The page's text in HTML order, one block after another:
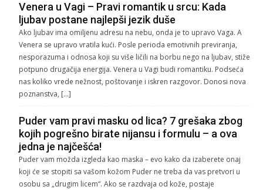
Venera u Vagi – Pravi romantik u srcu: Kada
ljubav postane najlepši jezik duše
Ako ljubav ima omiljenu adresu na nebu, onda je to upravo Vaga. A
Venera se upravo vratila kući. Posle perioda emotivnih previranja,
nesporazuma i odnosa koji su više ličili na borbu nego na ljubav, stiže
potpuno drugačija energija. Venera u Vagi budi romantiku. Podseća
nas koliko vrede nežnost, poštovanje i iskren razgovor. Donosi nova
poznanstva, […]
Puder vam pravi masku od lica? 7 grešaka zbog
kojih pogrešno birate nijansu i formulu – a ova
jedna je najčešća!
Puder vam možda izgleda kao maska – evo kako da izaberete onaj
koji će se stopiti sa vašom kožom Puder ne treba da vas pretvori u
osobu sa „drugim licem“. Ako se razdvaja od kože, postaje